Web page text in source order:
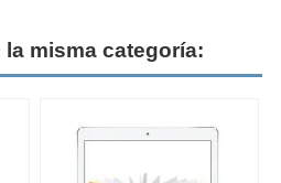
misma categoría: